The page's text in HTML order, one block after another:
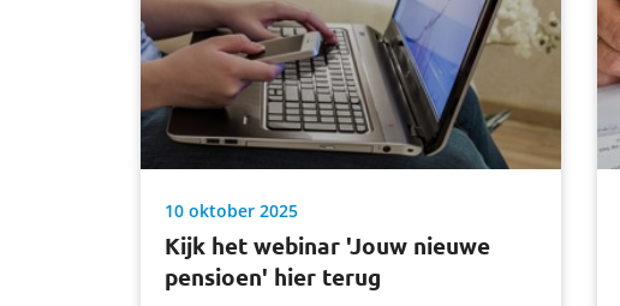
10 oktober 2025
Kijk het webinar 'Jouw nieuwe
pensioen' hier terug